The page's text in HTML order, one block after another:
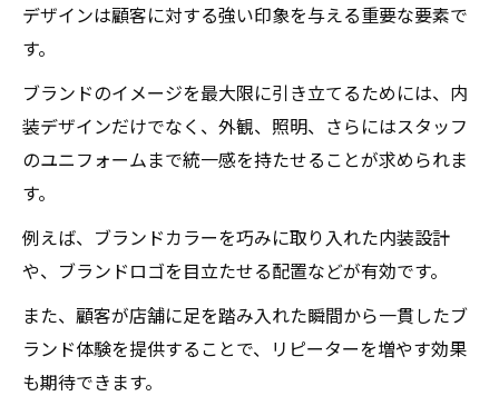
デザインは顧客に対する強い印象を与える重要な要素で
す。
ブランドのイメージを最大限に引き立てるためには、内
装デザインだけでなく、外観、照明、さらにはスタッフ
のユニフォームまで統一感を持たせることが求められま
す。
例えば、ブランドカラーを巧みに取り入れた内装設計
や、ブランドロゴを目立たせる配置などが有効です。
また、顧客が店舗に足を踏み入れた瞬間から一貫したブ
ランド体験を提供することで、リピーターを増やす効果
も期待できます。